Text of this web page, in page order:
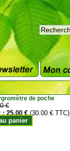
de poche
€
:25.00 € (30.00 € TTC)
panier